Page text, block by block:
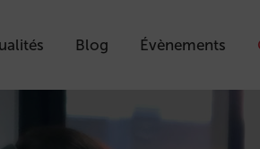
Blog Évènements